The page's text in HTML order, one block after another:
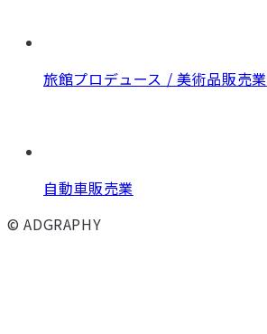
旅館プロデュース / 美術品販売業
自動車販売業
© ADGRAPHY